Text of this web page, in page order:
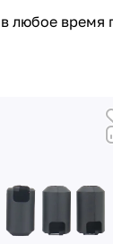
любое время